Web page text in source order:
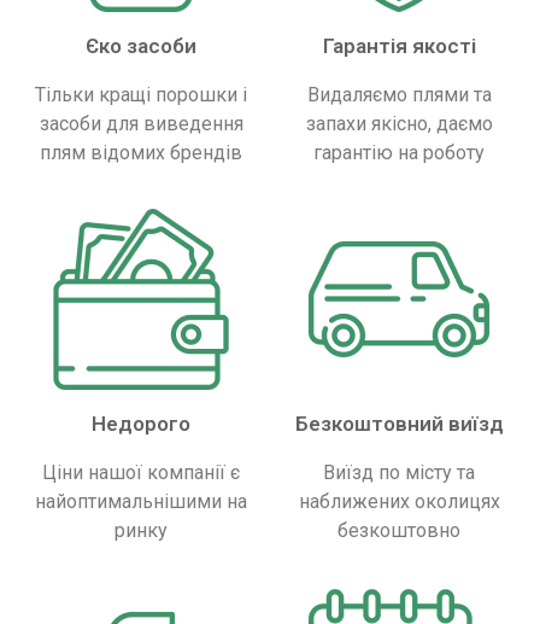
Єко засоби
Тільки кращі порошки і
засоби для виведення
плям відомих брендів
Гарантія якості
Видаляємо плями та
запахи якісно, ​​даємо
гарантію на роботу
Недорого
Ціни нашої компанії є
найоптимальнішими на
ринку
Безкоштовний виїзд
Виїзд по місту та
наближених околицях
безкоштовно